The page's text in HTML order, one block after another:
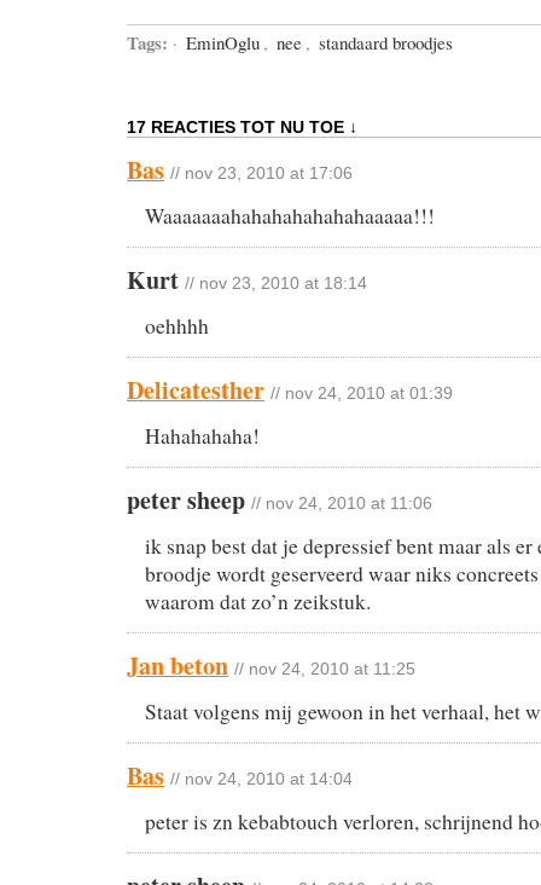
Tags: · EminOglu , nee , standaard broodjes
17 REACTIES TOT NU TOE ↓
Bas // nov 23, 2010 at 17:06
Waaaaaaahahahahahahahaaaaa!!!
Kurt // nov 23, 2010 at 18:14
oehhhh
Delicatesther // nov 24, 2010 at 01:39
Hahahahaha!
peter sheep // nov 24, 2010 at 11:06
ik snap best dat je depressief bent maar als er
broodje wordt geserveerd waar niks
waarom dat zo’n zeikstuk.
Jan beton // nov 24, 2010 at 11:25
Staat volgens mij gewoon in het verhaal, het
Bas // nov 24, 2010 at 14:04
peter is zn kebabtouch verloren, schrijnend